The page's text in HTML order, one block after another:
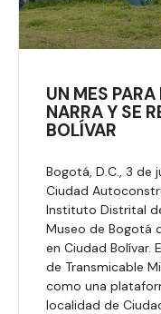
UN MES
NARRA Y SE
BOLÍVAR
Bogotá, D.C., 3 de
Ciudad
Instituto Distrital
Museo de Bogotá
en Ciudad Bolívar.
de Transmicable
como una
localidad de